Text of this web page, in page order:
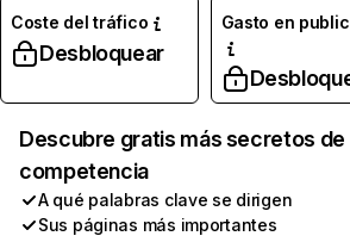
Coste del tráfico
Desbloquear
Gasto en
Descubre gratis más secretos de
competencia
A qué palabras clave se dirigen
Sus páginas más importantes